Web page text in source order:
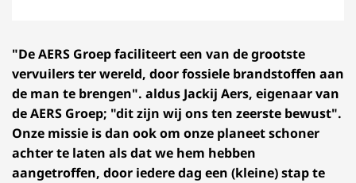
"De AERS Groep faciliteert een van de grootste
vervuilers ter wereld, door fossiele brandstoffen aan
de man te brengen". aldus Jackij Aers, eigenaar van
de AERS Groep; "dit zijn wij ons ten zeerste bewust".
Onze missie is dan ook om onze planeet schoner
achter te laten als dat we hem hebben
aangetroffen, door iedere dag een (kleine) stap te